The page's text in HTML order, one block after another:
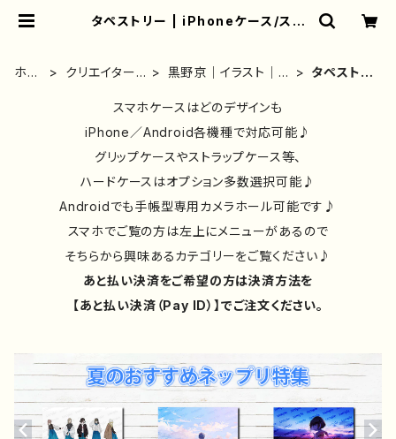
タペストリー | iPhoneケース/スマ
雑貨屋アリうさ
ホー
クリエイター
黒野京｜イラスト｜グ
タペストリ
スマホケースはどのデザインも
iPhone／Android各機種で対応可能♪
グリップケースやストラップケース等、
ハードケースはオプション多数選択可能♪
Androidでも手帳型専用カメラホール可能です♪
スマホでご覧の方は左上にメニューがあるので
そちらから興味あるカテゴリーをご覧ください♪
あと払い決済をご希望の方は決済方法を
【あと払い決済（Pay ID）】でご注文ください。